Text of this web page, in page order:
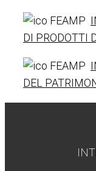
DI PRODOTTI
DEL